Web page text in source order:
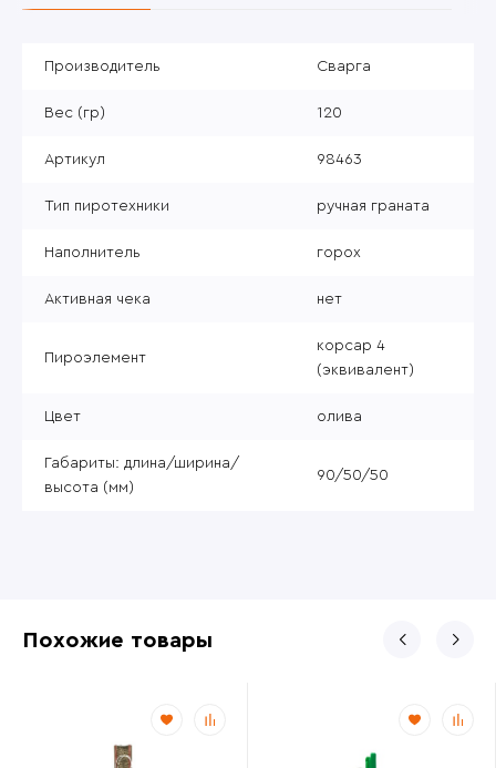
Производитель Сварга
Вес (гр) 120
Артикул 98463
Тип пиротехники ручная граната
Наполнитель горох
Активная чека нет
Пироэлемент
корсар 4
(эквивалент)
Цвет олива
Габариты: длина/ширина/
высота (мм)
90/50/50
Похожие товары